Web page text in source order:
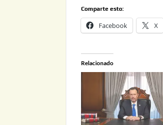
Comparte esto:
Facebook X
Relacionado